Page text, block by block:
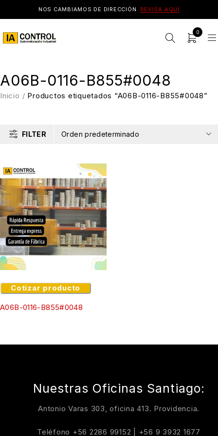
NOS CAMBIAMOS DE DIRECCIÓN. REVISA AQUÍ
0
A06B-0116-B855#0048
Inicio / Productos etiquetados “A06B-0116-B855#0048”
FILTER Orden predeterminado
Cotizar producto
A06B-0116-B855#0048
Nuestras Oficinas Santiago:
Antonio Varas 303, oficina 413. Providencia.
Teléfono +56 2286 99152 +56 9 3932 1677